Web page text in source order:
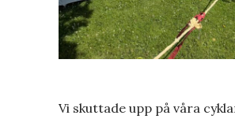
Vi skuttade upp på våra